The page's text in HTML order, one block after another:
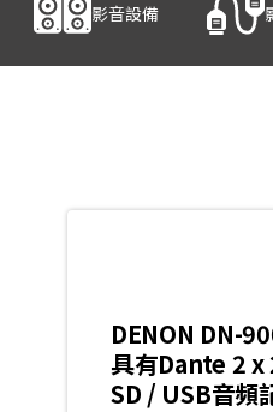
影音設備
DENON DN-
具有Dante 2 x
SD / USB音頻